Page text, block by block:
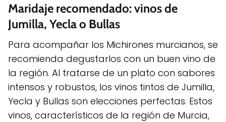
Maridaje recomendado: vinos de
Jumilla, Yecla o Bullas
Para acompañar los Michirones murcianos, se
recomienda degustarlos con un buen vino de
la región. Al tratarse de un plato con sabores
intensos y robustos, los vinos tintos de Jumilla,
Yecla y Bullas son elecciones perfectas. Estos
vinos, característicos de la región de Murcia,